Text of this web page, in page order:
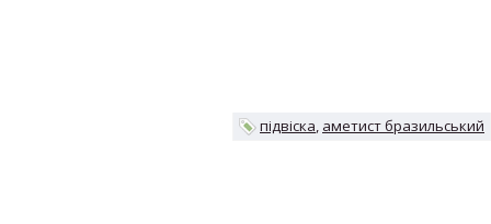
підвіска аметист бразильський